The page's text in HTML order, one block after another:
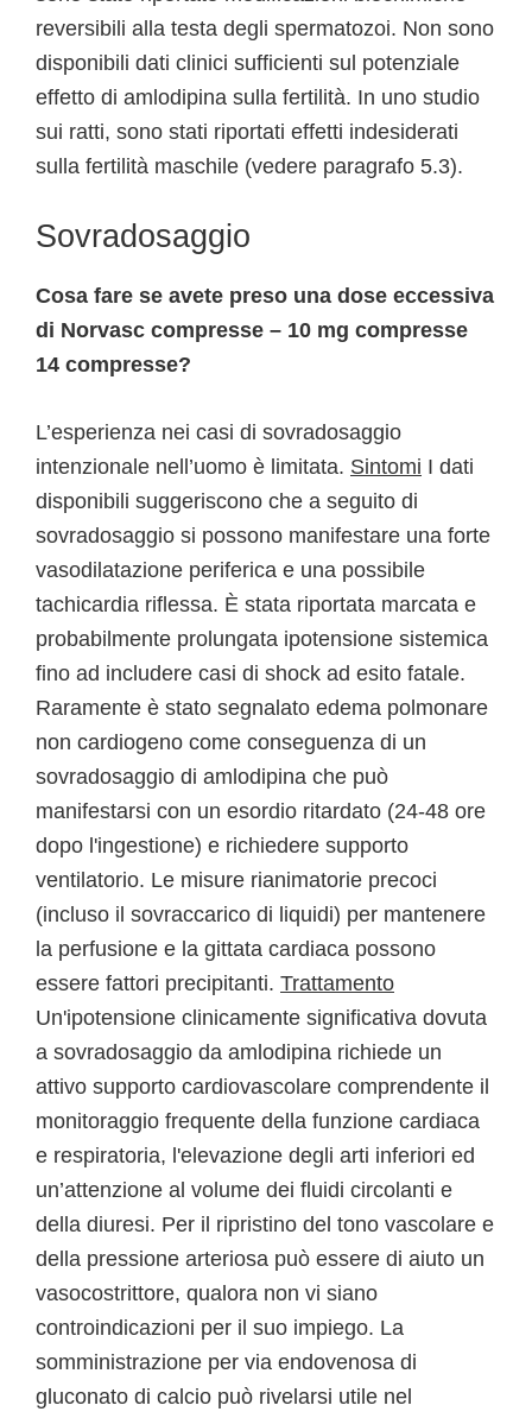
reversibili alla testa degli spermatozoi. Non sono
disponibili dati clinici sufficienti sul potenziale
effetto di amlodipina sulla fertilità. In uno studio
sui ratti, sono stati riportati effetti indesiderati
sulla fertilità maschile (vedere paragrafo 5.3).
Sovradosaggio
Cosa fare se avete preso una dose eccessiva
di Norvasc compresse – 10 mg compresse
14 compresse?
L’esperienza nei casi di sovradosaggio
intenzionale nell’uomo è limitata. Sintomi I dati
disponibili suggeriscono che a seguito di
sovradosaggio si possono manifestare una forte
vasodilatazione periferica e una possibile
tachicardia riflessa. È stata riportata marcata e
probabilmente prolungata ipotensione sistemica
fino ad includere casi di shock ad esito fatale.
Raramente è stato segnalato edema polmonare
non cardiogeno come conseguenza di un
sovradosaggio di amlodipina che può
manifestarsi con un esordio ritardato (24-48 ore
dopo l'ingestione) e richiedere supporto
ventilatorio. Le misure rianimatorie precoci
(incluso il sovraccarico di liquidi) per mantenere
la perfusione e la gittata cardiaca possono
essere fattori precipitanti. Trattamento
Un'ipotensione clinicamente significativa dovuta
a sovradosaggio da amlodipina richiede un
attivo supporto cardiovascolare comprendente il
monitoraggio frequente della funzione cardiaca
e respiratoria, l'elevazione degli arti inferiori ed
un’attenzione al volume dei fluidi circolanti e
della diuresi. Per il ripristino del tono vascolare e
della pressione arteriosa può essere di aiuto un
vasocostrittore, qualora non vi siano
controindicazioni per il suo impiego. La
somministrazione per via endovenosa di
gluconato di calcio può rivelarsi utile nel